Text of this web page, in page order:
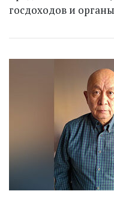
госдоходов и